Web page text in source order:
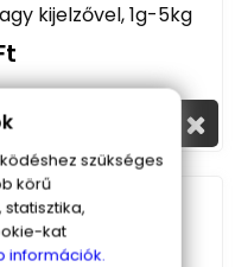
kijelzővel, 1g-5kg
szükséges
körű
kat
információk.